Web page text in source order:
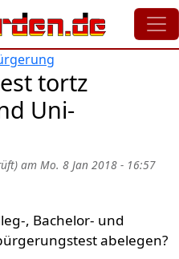
tortz
Uni-
am Mo. 8 Jan 2018 - 16:57
, Bachelor- und
abelegen?